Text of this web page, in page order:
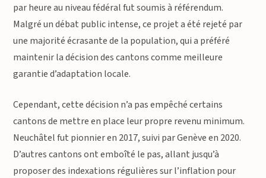
par heure au niveau fédéral fut soumis à référendum.
Malgré un débat public intense, ce projet a été rejeté par
une majorité écrasante de la population, qui a préféré
maintenir la décision des cantons comme meilleure
garantie d’adaptation locale.
Cependant, cette décision n’a pas empêché certains
cantons de mettre en place leur propre revenu minimum.
Neuchâtel fut pionnier en 2017, suivi par Genève en 2020.
D’autres cantons ont emboîté le pas, allant jusqu’à
proposer des indexations régulières sur l’inflation pour